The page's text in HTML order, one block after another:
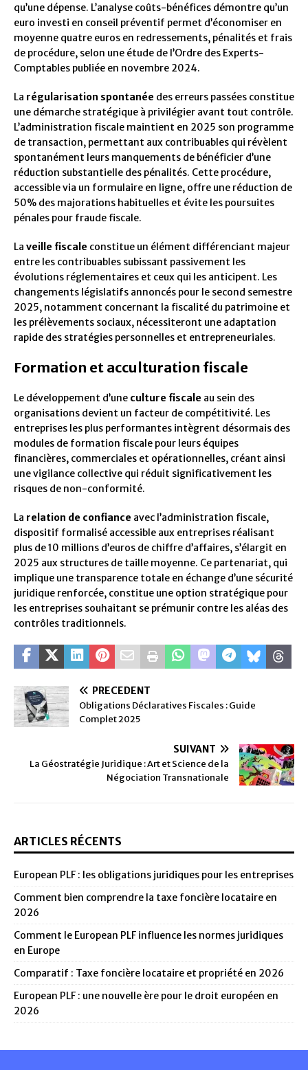
qu’une dépense. L’analyse coûts-bénéfices démontre qu’un
euro investi en conseil préventif permet d’économiser en
moyenne quatre euros en redressements, pénalités et frais
de procédure, selon une étude de l’Ordre des Experts-
Comptables publiée en novembre 2024.
La régularisation spontanée des erreurs passées constitue
une démarche stratégique à privilégier avant tout contrôle.
L’administration fiscale maintient en 2025 son programme
de transaction, permettant aux contribuables qui révèlent
spontanément leurs manquements de bénéficier d’une
réduction substantielle des pénalités. Cette procédure,
accessible via un formulaire en ligne, offre une réduction de
50% des majorations habituelles et évite les poursuites
pénales pour fraude fiscale.
La veille fiscale constitue un élément différenciant majeur
entre les contribuables subissant passivement les
évolutions réglementaires et ceux qui les anticipent. Les
changements législatifs annoncés pour le second semestre
2025, notamment concernant la fiscalité du patrimoine et
les prélèvements sociaux, nécessiteront une adaptation
rapide des stratégies personnelles et entrepreneuriales.
Formation et acculturation fiscale
Le développement d’une culture fiscale au sein des
organisations devient un facteur de compétitivité. Les
entreprises les plus performantes intègrent désormais des
modules de formation fiscale pour leurs équipes
financières, commerciales et opérationnelles, créant ainsi
une vigilance collective qui réduit significativement les
risques de non-conformité.
La relation de confiance avec l’administration fiscale,
dispositif formalisé accessible aux entreprises réalisant
plus de 10 millions d’euros de chiffre d’affaires, s’élargit en
2025 aux structures de taille moyenne. Ce partenariat, qui
implique une transparence totale en échange d’une sécurité
juridique renforcée, constitue une option stratégique pour
les entreprises souhaitant se prémunir contre les aléas des
contrôles traditionnels.
PRÉCÉDENT
Obligations Déclaratives Fiscales : Guide
Complet 2025
SUIVANT
La Géostratégie Juridique : Art et Science de la
Négociation Transnationale
ARTICLES RÉCENTS
European PLF : les obligations juridiques pour les entreprises
Comment bien comprendre la taxe foncière locataire en
2026
Comment le European PLF influence les normes juridiques
en Europe
Comparatif : Taxe foncière locataire et propriété en 2026
European PLF : une nouvelle ère pour le droit européen en
2026